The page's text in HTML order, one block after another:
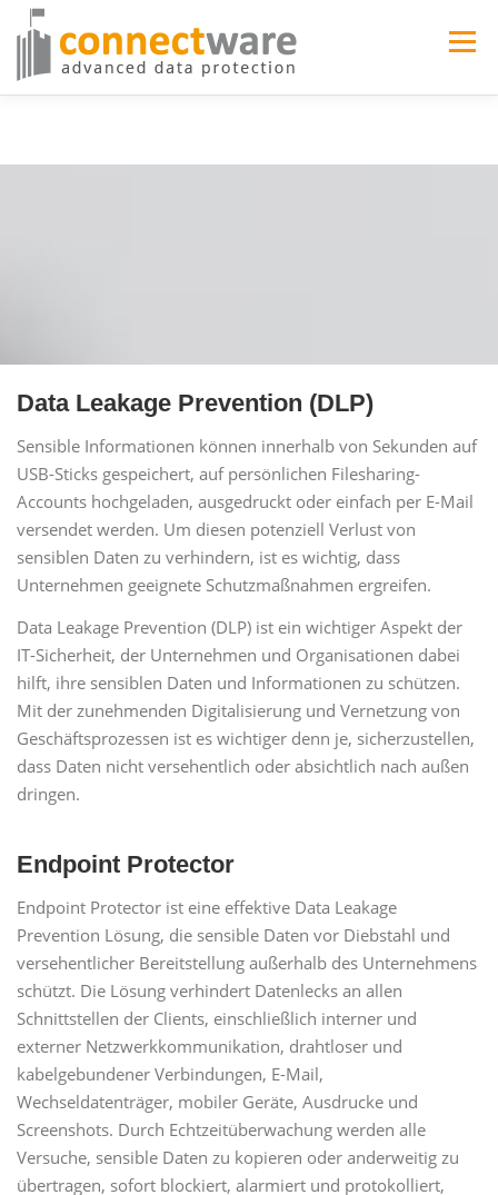
Zum
Inhalt
springen
Menü
Data Leakage Prevention (DLP)
Sensible Informationen können innerhalb von Sekunden auf
USB-Sticks gespeichert, auf persönlichen Filesharing-
Accounts hochgeladen, ausgedruckt oder einfach per E-Mail
versendet werden. Um diesen potenziell Verlust von
sensiblen Daten zu verhindern, ist es wichtig, dass
Unternehmen geeignete Schutzmaßnahmen ergreifen.
Data Leakage Prevention (DLP) ist ein wichtiger Aspekt der
IT-Sicherheit, der Unternehmen und Organisationen dabei
hilft, ihre sensiblen Daten und Informationen zu schützen.
Mit der zunehmenden Digitalisierung und Vernetzung von
Geschäftsprozessen ist es wichtiger denn je, sicherzustellen,
dass Daten nicht versehentlich oder absichtlich nach außen
dringen.
Endpoint Protector
Endpoint Protector ist eine effektive Data Leakage
Prevention Lösung, die sensible Daten vor Diebstahl und
versehentlicher Bereitstellung außerhalb des Unternehmens
schützt. Die Lösung verhindert Datenlecks an allen
Schnittstellen der Clients, einschließlich interner und
externer Netzwerkkommunikation, drahtloser und
kabelgebundener Verbindungen, E-Mail,
Wechseldatenträger, mobiler Geräte, Ausdrucke und
Screenshots. Durch Echtzeitüberwachung werden alle
Versuche, sensible Daten zu kopieren oder anderweitig zu
übertragen, sofort blockiert, alarmiert und protokolliert,